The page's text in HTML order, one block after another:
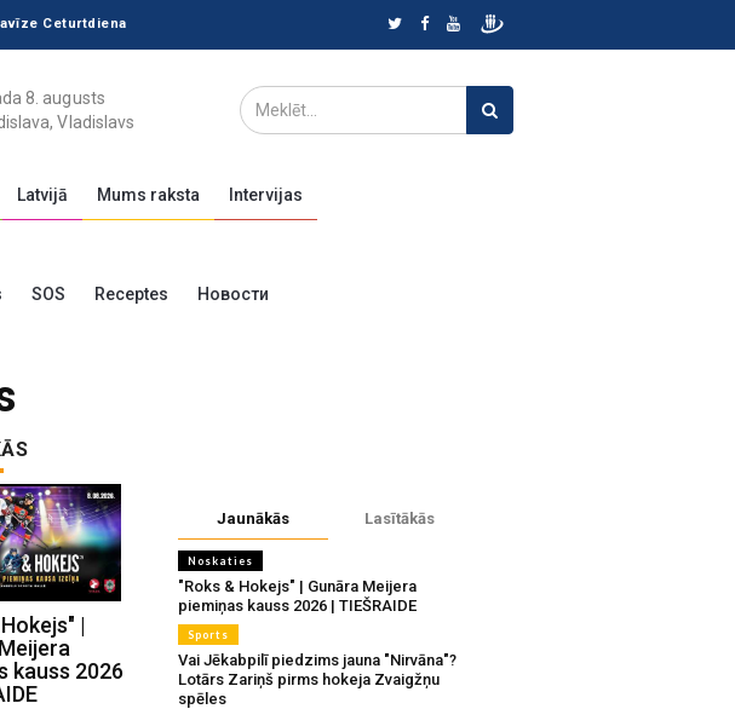
Ceturtdiena
8. augusts
Vladislavs
Latvijā Mums raksta Intervijas
SOS Receptes Новости
|
kauss 2026
Jaunākās Lasītākās
Noskaties
"Roks & Hokejs" | Gunāra Meijera
piemiņas kauss 2026 | TIEŠRAIDE
Sports
Vai Jēkabpilī piedzims jauna "Nirvāna"?
Lotārs Zariņš pirms hokeja Zvaigžņu
spēles